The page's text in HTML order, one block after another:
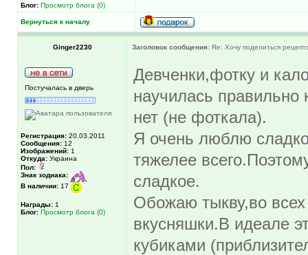
Блог: Просмотр блога (0)
Вернуться к началу
Ginger2230 Заголовок сообщения: Re: Хочу поделиться
Постучалась в дверь
Регистрация: 20.03.2011
Сообщения: 12
Изображений: 1
Откуда: Украина
Пол:
Знак зодиака:
В наличии: 17
Награды: 1
Блог: Просмотр блога (0)
Девченки,фотку и
научилась правильно
нет (не фоткала).
Я очень люблю
тяжелее
сладкое.
Обожаю тыкву,во
вкусняшки.В идеале
кубиками